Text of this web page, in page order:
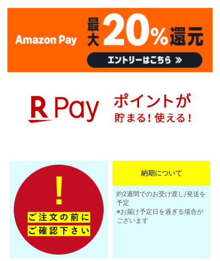
納期について
約2週間でのお受け渡し/発送を
予定
※お届け予定日を過ぎる場合が
ございます